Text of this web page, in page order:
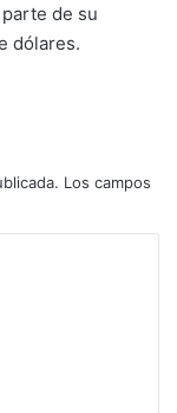
de su
dólares.
Los campos